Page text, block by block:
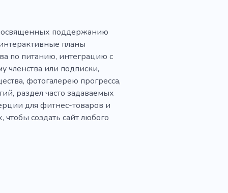
поддержанию
планы
по питанию, интеграцию с
членства или подписки,
фотогалерею прогресса,
раздел часто задаваемых
для фитнес-товаров и
создать сайт любого